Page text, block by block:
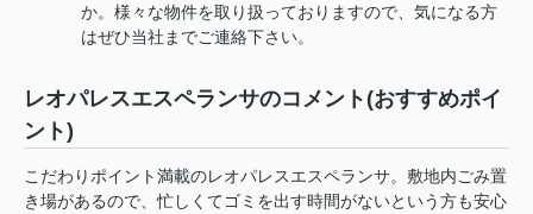
か。様々な物件を取り扱っておりますので、気になる方
はぜひ当社までご連絡下さい。
レオパレスエスペランサのコメント(おすすめポイ
ント)
こだわりポイント満載のレオパレスエスペランサ。敷地内ごみ置
き場があるので、忙しくてゴミを出す時間がないという方も安心